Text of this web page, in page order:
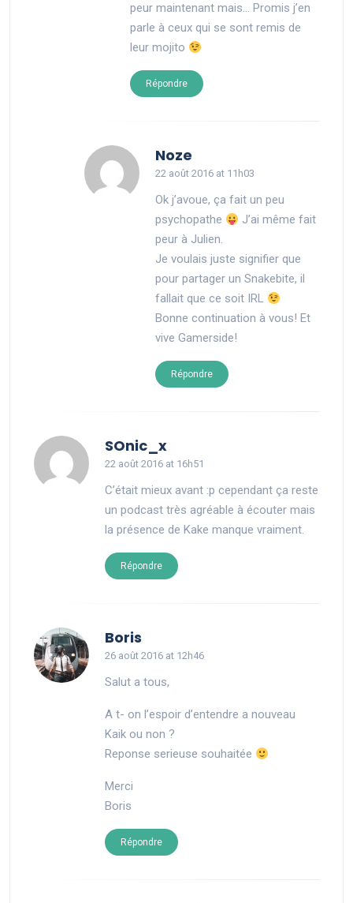
peur maintenant mais… Promis j’en
parle à ceux qui se sont remis de
leur mojito
Répondre
Noze
22 août 2016 at 11h03
Ok j’avoue, ça fait un peu
psychopathe
J’ai même fait
peur à Julien.
Je voulais juste signifier que
pour partager un Snakebite, il
fallait que ce soit IRL
Bonne continuation à vous! Et
vive Gamerside!
Répondre
SOnic_xsays:
22 août 2016 at 16h51
C’était mieux avant :p cependant ça reste
un podcast très agréable à écouter mais
la présence de Kake manque vraiment.
Répondre
Boris
26 août 2016 at 12h46
Salut a tous,
A t- on l’espoir d’entendre a nouveau
Kaik ou non ?
Reponse serieuse souhaitée
Merci
Boris
Répondre